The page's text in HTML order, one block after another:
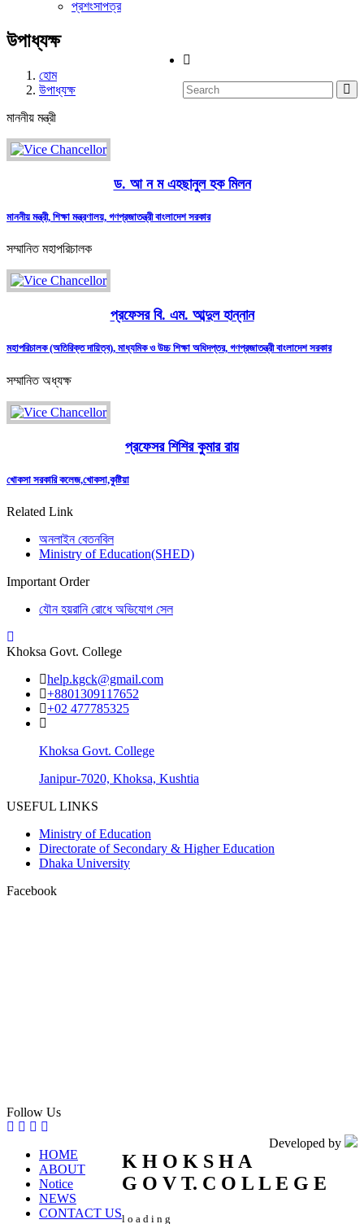
প্রশংসাপত্র
উপাধ্যক্ষ
হোম
উপাধ্যক্ষ
মাননীয় মন্ত্রী
ড. আ ন ম এহছানুল হক মিলন
মাননীয় মন্ত্রী, শিক্ষা মন্ত্রণালয়, গণপ্রজাতন্ত্রী বাংলাদেশ সরকার
সম্মানিত মহাপরিচালক
প্রফেসর বি. এম. আব্দুল হান্নান
মহাপরিচালক (অতিরিক্ত দায়িত্ব), মাধ্যমিক ও উচ্চ শিক্ষা অধিদপ্তর, গণপ্রজাতন্ত্রী বাংলাদেশ সরকার
সম্মানিত অধ্যক্ষ
প্রফেসর শিশির কুমার রায়
খোকসা সরকারি কলেজ,খোকসা,কুষ্টিয়া
Related Link
অনলাইন বেতনবিল
Ministry of Education(SHED)
Important Order
যৌন হয়রানি রোধে অভিযোগ সেল
Khoksa Govt. College
help.kgck@gmail.com
+8801309117652
+02 477785325
Khoksa Govt. College
Janipur-7020, Khoksa, Kushtia
USEFUL LINKS
Ministry of Education
Directorate of Secondary & Higher Education
Dhaka University
Facebook
Follow Us
HOME
ABOUT
Notice
NEWS
CONTACT US
Developed by
K H O K S H A
G O V T. C O L L E G E
l o a d i n g